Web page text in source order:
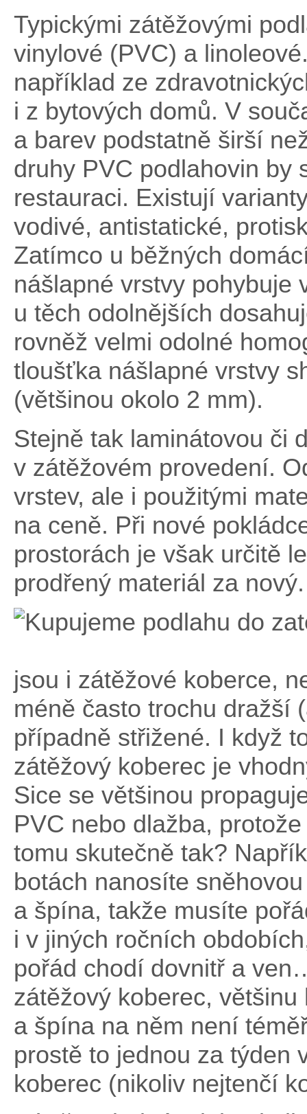
Typickými zátěžovými
vinylové (PVC) a
například ze
i z bytových domů. V
a barev podstatně širší
druhy PVC podlahovin by
restauraci. Existují
vodivé, antistatické,
Zatímco u běžných
nášlapné vrstvy pohybuje
u těch odolnějších
rovněž velmi odolné
tloušťka nášlapné vrstvy
(většinou okolo 2 mm).
Stejně tak laminátovou či
v zátěžovém provedení.
vrstev, ale i použitými
na ceně. Při nové
prostorách je však určitě
prodřený materiál za nový.
jsou i zátěžové koberce,
méně často trochu dražší
případně střižené. I když
zátěžový koberec je
Sice se většinou
PVC nebo dlažba,
tomu skutečně tak?
botách nanosíte
a špína, takže musíte
i v jiných ročních
pořád chodí dovnitř a
zátěžový koberec, většinu
a špína na něm není
prostě to jednou za týden
koberec (nikoliv nejtenčí